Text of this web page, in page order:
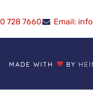
728 7660 Email:
MADE WITH BY